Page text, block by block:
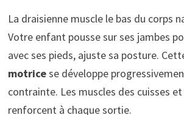
La draisienne muscle le bas du corps
Votre enfant pousse sur ses jambes
avec ses pieds, ajuste sa posture.
motricese développe
contrainte. Les muscles des cuisses
renforcent à chaque sortie.